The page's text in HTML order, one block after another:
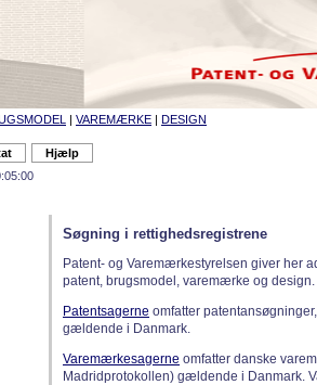
| VAREMÆRKE | DESIGN
Søgning i rettighedsregistrene
Patent- og Varemærkestyrelsen giver her
patent, brugsmodel, varemærke og design.
Patentsagerne omfatter
gældende i Danmark.
Varemærkesagerne omfatter danske
Madridprotokollen) gældende i Danmark.